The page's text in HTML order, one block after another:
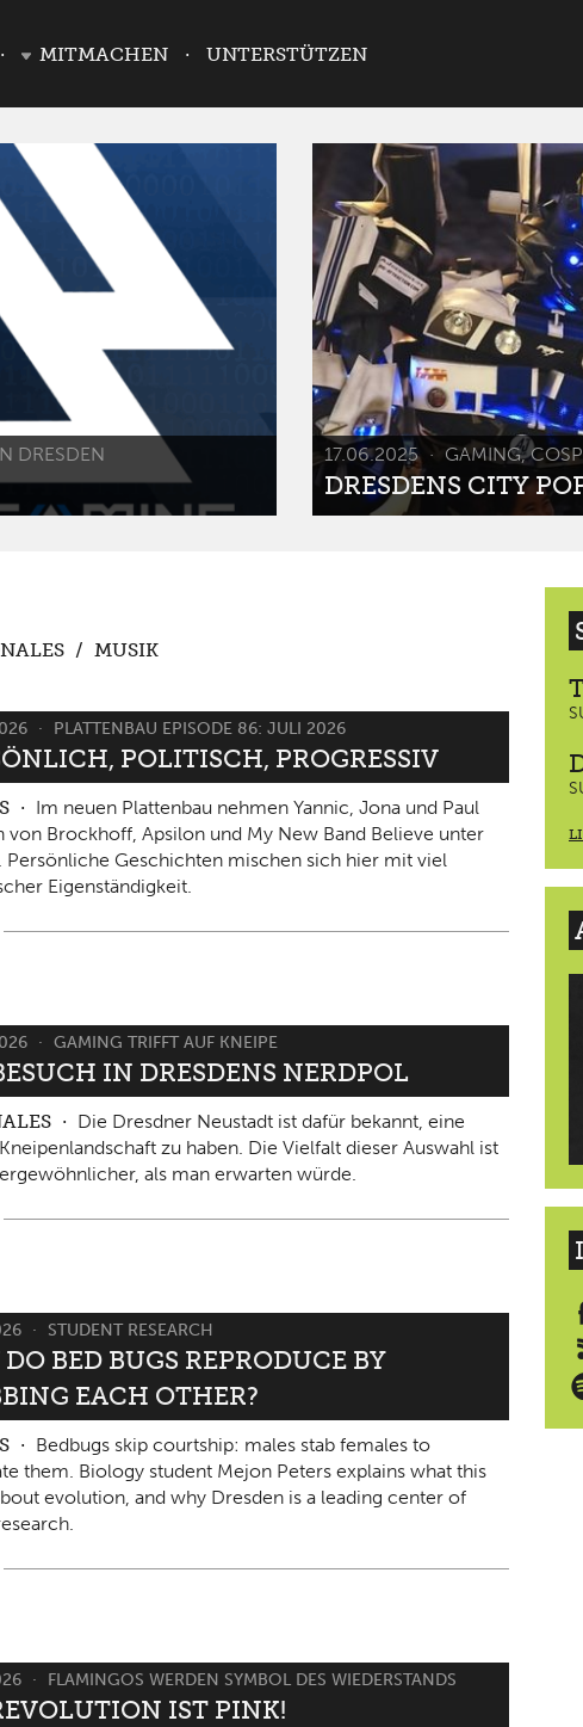
MITMACHEN UNTERSTÜTZEN
DRESDEN 17.06.2025 GAMING,
DRESDENS CITY
/ MUSIK
PLATTENBAU EPISODE 86: JULI 2026
POLITISCH, PROGRESSIV
Im neuen Plattenbau nehmen Yannic, Jona und Paul
von Brockhoff, Apsilon und My New Band Believe unter
Persönliche Geschichten mischen sich hier mit viel
Eigenständigkeit.
GAMING TRIFFT AUF KNEIPE
IN DRESDENS NERDPOL
Die Dresdner Neustadt ist dafür bekannt, eine
zu haben. Die Vielfalt dieser Auswahl ist
als man erwarten würde.
STUDENT RESEARCH
BED BUGS REPRODUCE BY
EACH OTHER?
Bedbugs skip courtship: males stab females to
them. Biology student Mejon Peters explains what this
evolution, and why Dresden is a leading center of
FLAMINGOS WERDEN SYMBOL DES WIEDERSTANDS
IST PINK!